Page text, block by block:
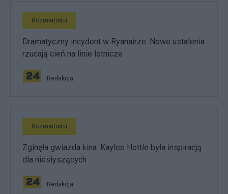
Rozmaitości
Dramatyczny incydent w Ryanairze. Nowe ustalenia
rzucają cień na linie lotnicze
Redakcja
Rozmaitości
Zginęła gwiazda kina. Kaylee Hottle była inspiracją
dla niesłyszących
Redakcja